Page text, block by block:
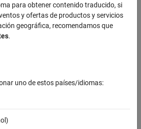
useful was this information?
para obtener contenido traducido, si
y ofertas de productos y servicios
geográfica, recomendamos que
.
uno de estos países/idiomas: